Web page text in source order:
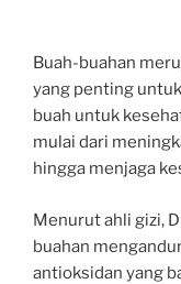
Buah-buahan
yang penting
buah untuk
mulai dari
hingga menjaga
Menurut ahli gizi,
buahan
antioksidan yang